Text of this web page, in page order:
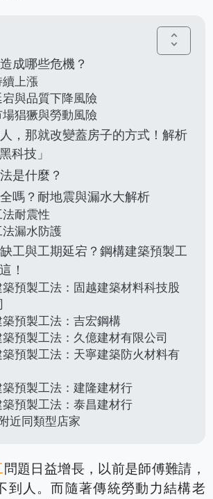
unfold_more
成哪些危機？
上漲
與品質下降風險
猖獗與勞動風險
，那就改變蓋房子的方式！解析
科技」
是什麼？
嗎？耐地震與漏水大解析
耐震性
漏水防護
工與工期延宕？鋼構建築預製工
！
預製工法：固越建築材料科技股
預製工法：吉宏鋼構
預製工法：久億建材有限公司
預製工法：天寧建築防火材料有
預製工法：建隆建材行
預製工法：泰昌建材行
近同類型店家
問題日益增長，以前是師傅難請，
到人。而隨著傳統勞動力結構老